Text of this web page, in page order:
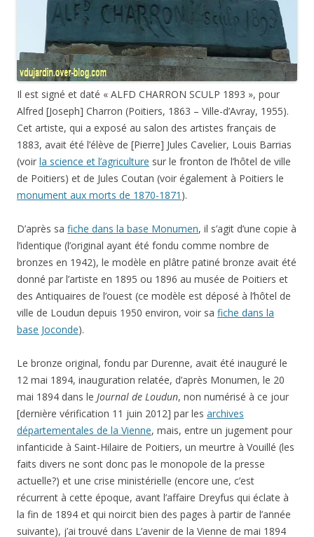
Il est signé et daté « ALFD CHARRON SCULP 1893 », pour
Alfred [Joseph] Charron (Poitiers, 1863 – Ville-d’Avray, 1955).
Cet artiste, qui a exposé au salon des artistes français de
1883, avait été l’élève de [Pierre] Jules Cavelier, Louis Barrias
(voir la science et l’agriculture sur le fronton de l’hôtel de ville
de Poitiers) et de Jules Coutan (voir également à Poitiers le
monument aux morts de 1870-1871 ).
D’après sa fiche dans la base Monumen, il s’agit d’une copie à
l’identique (l’original ayant été fondu comme nombre de
bronzes en 1942), le modèle en plâtre patiné bronze avait été
donné par l’artiste en 1895 ou 1896 au musée de Poitiers et
des Antiquaires de l’ouest (ce modèle est déposé à l’hôtel de
ville de Loudun depuis 1950 environ, voir sa fiche dans la
base Joconde).
Le bronze original, fondu par Durenne, avait été inauguré le
12 mai 1894, inauguration relatée, d’après Monumen, le 20
mai 1894 dans le Journal de Loudun, non numérisé à ce jour
[dernière vérification 11 juin 2012] par les archives
départementales de la Vienne, mais, entre un jugement pour
infanticide à Saint-Hilaire de Poitiers, un meurtre à Vouillé (les
faits divers ne sont donc pas le monopole de la presse
actuelle?) et une crise ministérielle (encore une, c’est
récurrent à cette époque, avant l’affaire Dreyfus qui éclate à
la fin de 1894 et qui noircit bien des pages à partir de l’année
suivante), j’ai trouvé dans L’avenir de la Vienne de mai 1894